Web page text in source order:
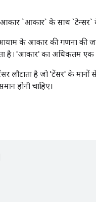
`आकार` के साथ `टेन्सर` के
के आकार की गणना की
है। 'आकार' का अधिकतम एक
है जो 'टेंसर' के मानों से
होनी चाहिए।